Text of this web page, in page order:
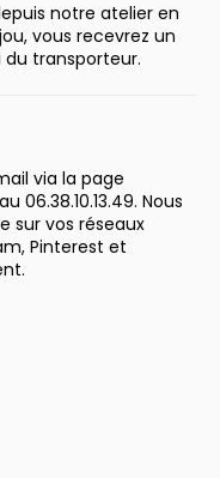
notre atelier en
vous recevrez un
transporteur.
via la page
06.38.10.13.49. Nous
sur vos réseaux
Pinterest et